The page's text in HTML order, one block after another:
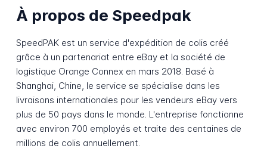
À propos de Speedpak
SpeedPAK est un service d'expédition de colis créé
grâce à un partenariat entre eBay et la société de
logistique Orange Connex en mars 2018. Basé à
Shanghai, Chine, le service se spécialise dans les
livraisons internationales pour les vendeurs eBay vers
plus de 50 pays dans le monde. L'entreprise fonctionne
avec environ 700 employés et traite des centaines de
millions de colis annuellement.